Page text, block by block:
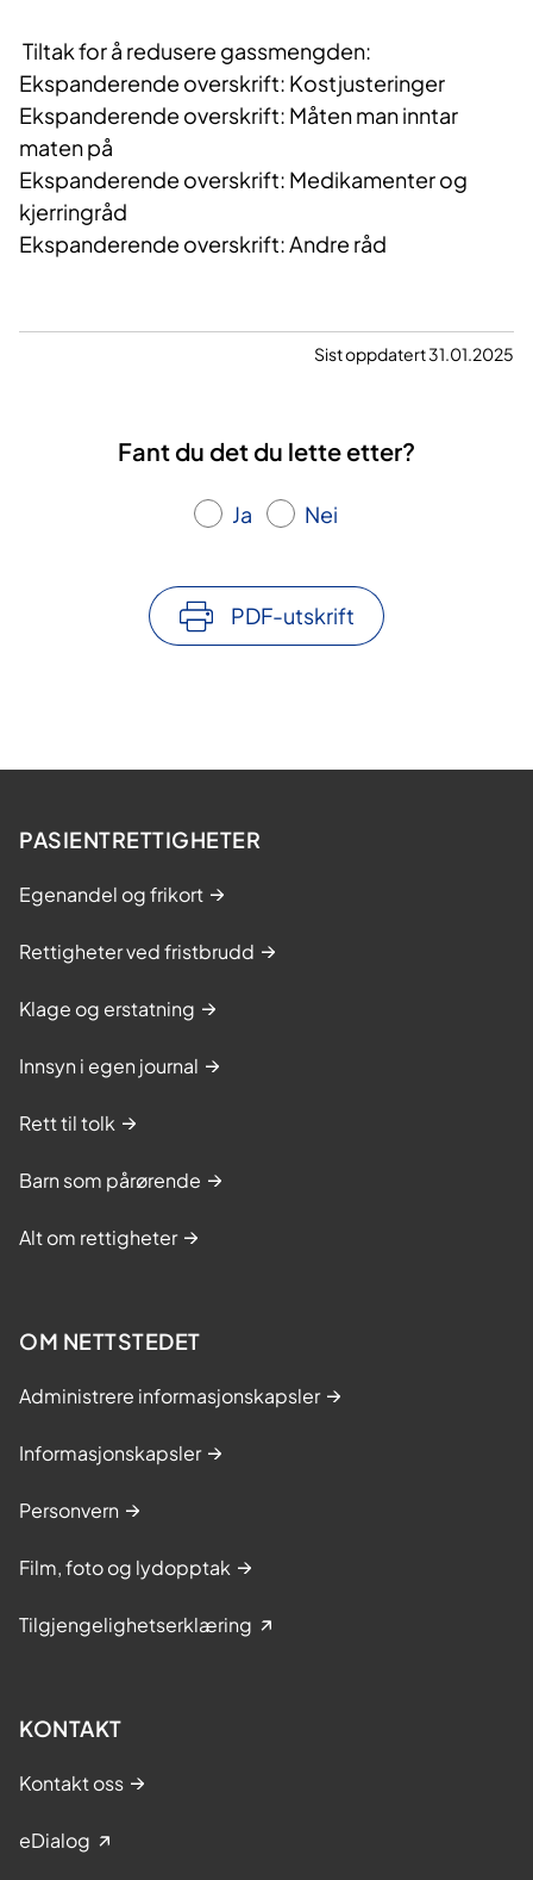
Tiltak for å redusere gassmengden:
Ekspanderende overskrift: Kostjusteringer
Ekspanderende overskrift: Måten man inntar
maten på
Ekspanderende overskrift: Medikamenter og
kjerringråd
Ekspanderende overskrift: Andre råd
Sist oppdatert 31.01.2025
Fant du det du lette etter?
Ja Nei
PDF-utskrift
PASIENTRETTIGHETER
Egenandel og frikort
Rettigheter ved fristbrudd
Klage og erstatning
Innsyn i egen journal
Rett til tolk
Barn som pårørende
Alt om rettigheter
OM NETTSTEDET
Administrere informasjonskapsler
Informasjonskapsler
Personvern
Film, foto og lydopptak
Tilgjengelighetserklæring
KONTAKT
Kontakt oss
eDialog